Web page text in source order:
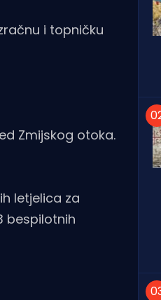
i topničku
Zmijskog otoka.
letjelica za
bespilotnih